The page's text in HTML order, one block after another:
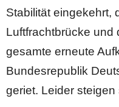
Stabilität eingekehrt,
Luftfrachtbrücke und
gesamte erneute
Bundesrepublik
geriet. Leider